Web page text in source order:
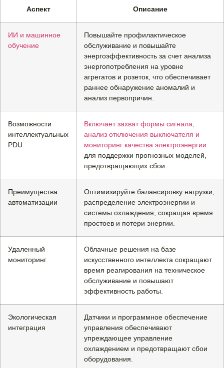
Аспект Описание
ИИ и машинное
обучение
Повышайте профилактическое
обслуживание и повышайте
энергоэффективность за счет анализа
энергопотребления на уровне
агрегатов и розеток, что обеспечивает
раннее обнаружение аномалий и
анализ первопричин.
Возможности
интеллектуальных
PDU
Включает захват формы сигнала,
анализ отключения выключателя и
мониторинг качества электроэнергии.
для поддержки прогнозных моделей,
предотвращающих сбои.
Преимущества
автоматизации
Оптимизируйте балансировку нагрузки,
распределение электроэнергии и
системы охлаждения, сокращая время
простоев и потери энергии.
Удаленный
мониторинг
Облачные решения на базе
искусственного интеллекта сокращают
время реагирования на техническое
обслуживание и повышают
эффективность работы.
Экологическая
интеграция
Датчики и программное обеспечение
управления обеспечивают
упреждающее управление
охлаждением и предотвращают сбои
оборудования.